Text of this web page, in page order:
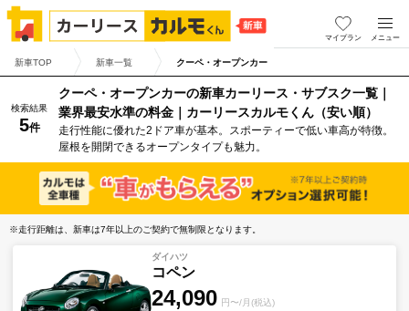
マイプラン メニュー
新車TOP 新車一覧 クーペ・オープンカー
検索結果
5件
クーペ・オープンカーの新車カーリース・サブスク一覧｜
業界最安水準の料金｜カーリースカルモくん（安い順）
走行性能に優れた2ドア車が基本。スポーティーで低い車高が特徴。
屋根を開閉できるオープンタイプも魅力。
※走行距離は、新車は7年以上のご契約で無制限となります。
ダイハツ
コペン
24,090 円〜/月(税込)